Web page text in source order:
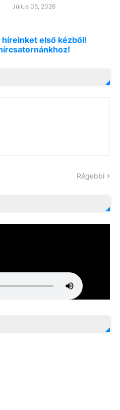
Július 05, 2026
híreinket első kézből!
Régebbi